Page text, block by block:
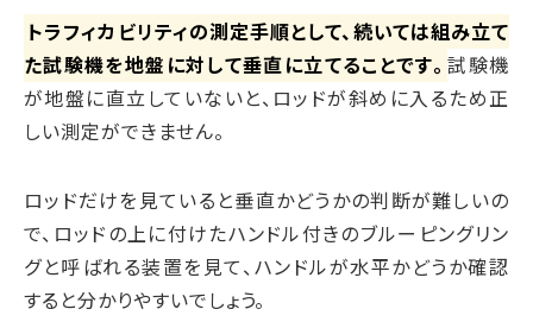
トラフィカビリティの測定手順として、続いては組み立て
た試験機を地盤に対して垂直に立てることです。 試験機
が地盤に直立していないと、ロッドが斜めに入るため正
しい測定ができません。
ロッドだけを見ていると垂直かどうかの判断が難しいの
で、ロッドの上に付けたハンドル付きのブルーピングリン
グと呼ばれる装置を見て、ハンドルが水平かどうか確認
すると分かりやすいでしょう。